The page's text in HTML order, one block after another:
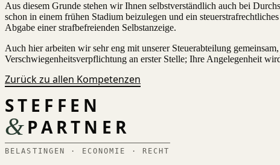
Aus diesem Grunde stehen wir Ihnen selbstverständlich auch bei
schon in einem frühen Stadium beizulegen und ein
Abgabe einer strafbefreienden Selbstanzeige.
Auch hier arbeiten wir sehr eng mit unserer Steuerabteilung
Verschwiegenheitsverpflichtung an erster Stelle; Ihre Angelegenheit
Zurück zu allen Kompetenzen
STEFFEN
&PARTNER
BELASTINGEN · ECONOMIE · RECHT